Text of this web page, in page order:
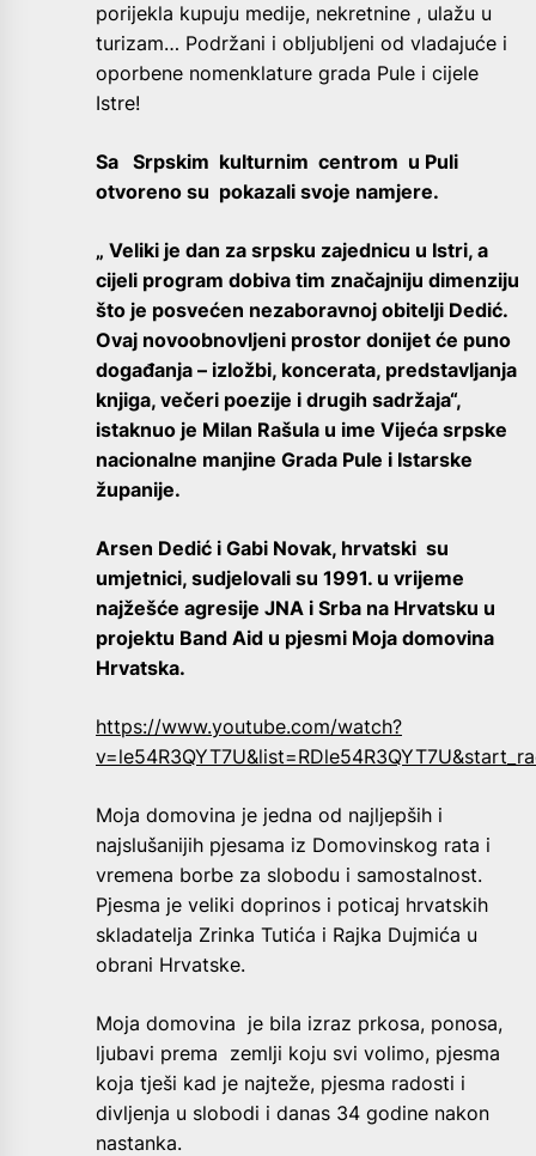
porijekla kupuju medije, nekretnine , ulažu u
turizam… Podržani i obljubljeni od vladajuće i
oporbene nomenklature grada Pule i cijele
Istre!
Sa Srpskim kulturnim centrom u Puli
otvoreno su pokazali svoje namjere.
„ Veliki je dan za srpsku zajednicu u Istri, a
cijeli program dobiva tim značajniju dimenziju
što je posvećen nezaboravnoj obitelji Dedić.
Ovaj novoobnovljeni prostor donijet će puno
događanja – izložbi, koncerata, predstavljanja
knjiga, večeri poezije i drugih sadržaja“,
istaknuo je Milan Rašula u ime Vijeća srpske
nacionalne manjine Grada Pule i Istarske
županije.
Arsen Dedić i Gabi Novak, hrvatski su
umjetnici, sudjelovali su 1991. u vrijeme
najžešće agresije JNA i Srba na Hrvatsku u
projektu Band Aid u pjesmi Moja domovina
Hrvatska.
https://www.youtube.com/watch?
Moja domovina je jedna od najljepših i
najslušanijih pjesama iz Domovinskog rata i
vremena borbe za slobodu i samostalnost.
Pjesma je veliki doprinos i poticaj hrvatskih
skladatelja Zrinka Tutića i Rajka Dujmića u
obrani Hrvatske.
Moja domovina je bila izraz prkosa, ponosa,
ljubavi prema zemlji koju svi volimo, pjesma
koja tješi kad je najteže, pjesma radosti i
divljenja u slobodi i danas 34 godine nakon
nastanka.